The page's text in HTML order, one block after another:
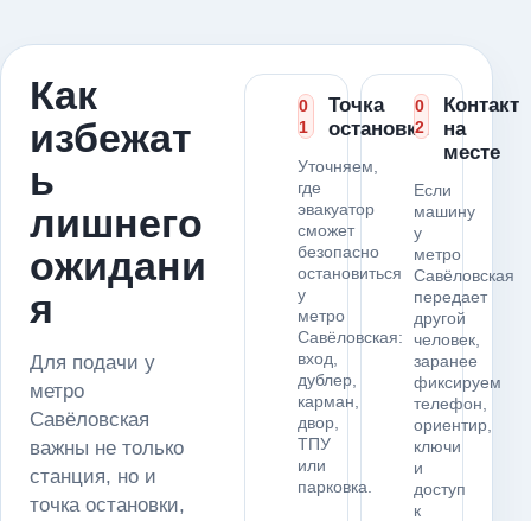
Как
избежат
ь
лишнего
ожидани
я
Для подачи у
метро
Савёловская
важны не только
станция, но и
точка остановки,
0
1
Точка
остановки
Уточняем,
где
эвакуатор
сможет
безопасно
остановиться
у
метро
Савёловская:
вход,
дублер,
карман,
двор,
ТПУ
или
парковка.
0
2
Контакт
на
месте
Если
машину
у
метро
Савёловская
передает
другой
человек,
заранее
фиксируем
телефон,
ориентир,
ключи
и
доступ
к